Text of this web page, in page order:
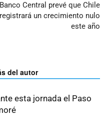
Banco Central prevé que Chile
registrará un crecimiento nulo
este año
del autor
esta jornada el Paso